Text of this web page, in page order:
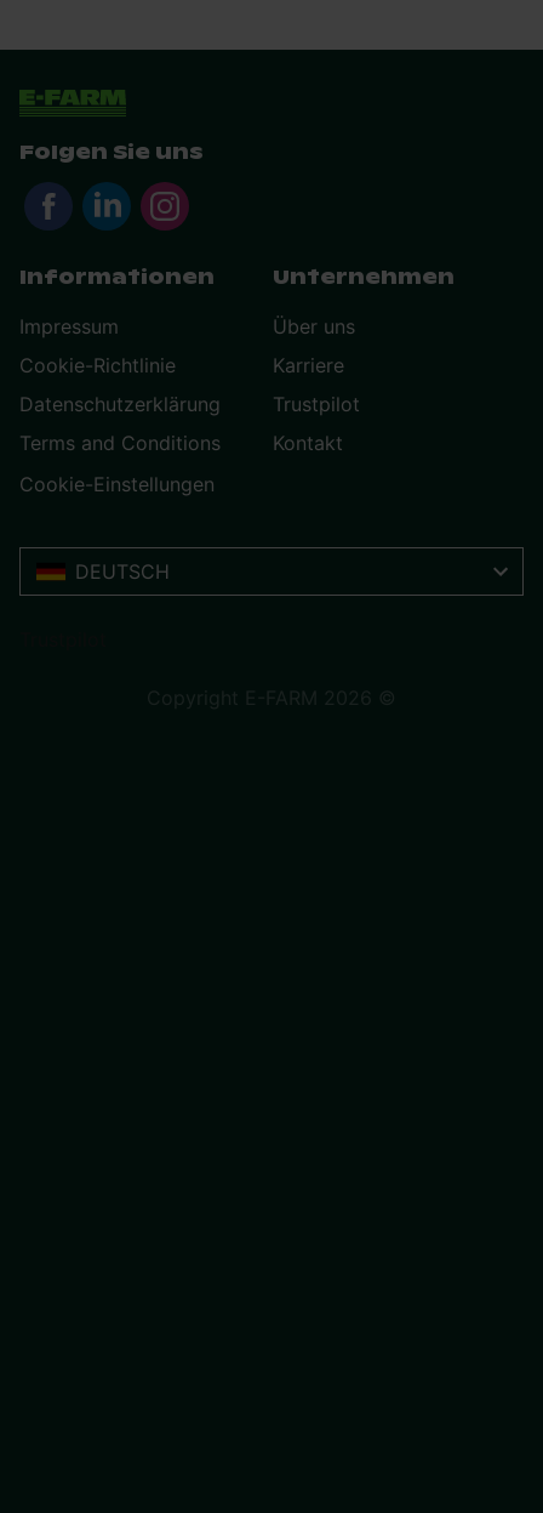
Folgen Sie uns
Informationen
Impressum
Cookie-Richtlinie
Datenschutzerklärung
Terms and Conditions
Cookie-Einstellungen
Unternehmen
Über uns
Karriere
Trustpilot
Kontakt
DEUTSCH